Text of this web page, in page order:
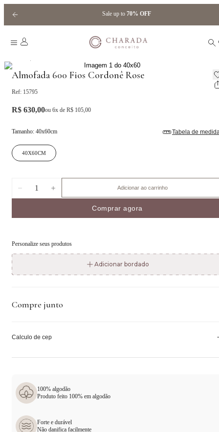
Sale up to 70% OFF
Almofada 600 Fios Cordonê Rose
Ref: 15795
R$ 630,00ou 6x de R$ 105,00
Tamanho: 40x60cm Tabela de
40X60CM
1 Adicionar ao carrinho
Comprar agora
Personalize seus produtos
Adicionar bordado
Compre junto
Calculo de cep
100% algodão
Produto feito 100% em algodão
Forte e durável
Não danifica facilmente